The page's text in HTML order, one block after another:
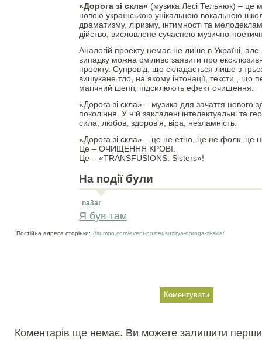
«Дорога зі скла» (музика Лесі Тельнюк) – це
новою українською унікальною вокальною
драматизму, ліризму, інтимності та
дійство, висловлене сучасною музично-
Аналогій проекту немає не лише в Україні, але
випадку можна сміливо заявити про
проекту. Супровід, що складається лише з
вишукане тло, на якому інтонації, тексти , що
магічний шепіт, підсилюють ефект очищення.
«Дорога зі скла» – музика для зачаття нового
покоління. У ній закладені інтелектуальні та
сила, любов, здоров’я, віра, незламність.
«Дорога зі скла» – це не етно, це не фолк, це
Це – ОЧИЩЕННЯ КРОВІ.
Це – «TRANSFUSIONS: Sisters»!
На події були
na3ar
Я був там
Постійна адреса сторінки: //sumno.com/event-poster/suzirya-doroga-zi-skla/
Коментарів ще немає. Ви можете залишити